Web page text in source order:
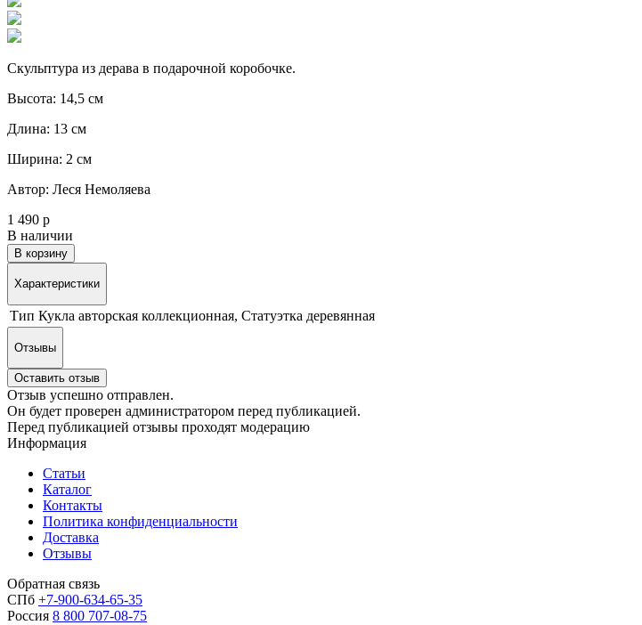
Скульптура из дерава в подарочной коробочке.
Высота: 14,5 см
Длина: 13 см
Ширина: 2 см
Автор: Леся Немоляева
1 490 р
В наличии
В корзину
Характеристики
Тип Кукла авторская коллекционная, Статуэтка деревянная
Отзывы
Оставить отзыв
Отзыв успешно отправлен.
Он будет проверен администратором перед публикацией.
Перед публикацией отзывы проходят модерацию
Информация
Статьи
Каталог
Контакты
Политика конфиденциальности
Доставка
Отзывы
Обратная связь
СПб +7-900-634-65-35
Россия 8 800 707-08-75